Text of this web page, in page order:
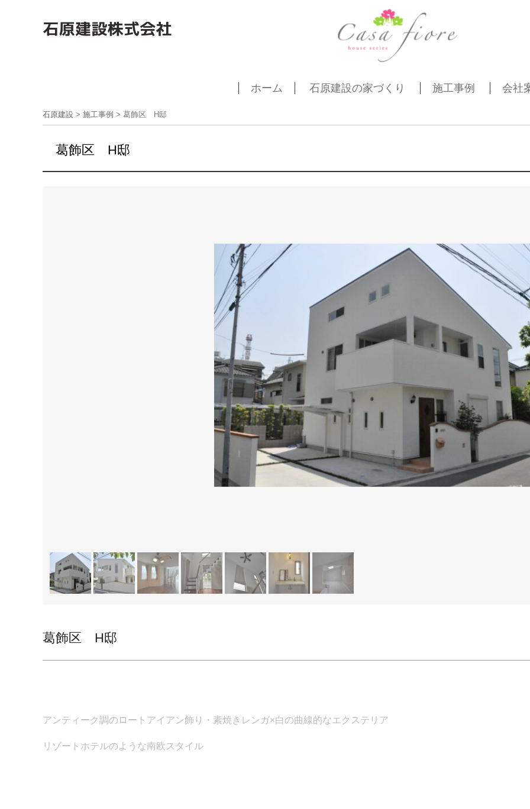
ホーム 石原建設の家づくり 施工事例 会社
石原建設 > 施工事例 > 葛飾区 H邸
葛飾区 H邸
葛飾区 H邸
アンティーク調のロートアイアン飾り・素焼きレンガ×白の曲線的なエクステリア
リゾートホテルのような南欧スタイル